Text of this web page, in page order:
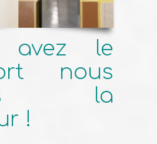
avez le
nous
la
!